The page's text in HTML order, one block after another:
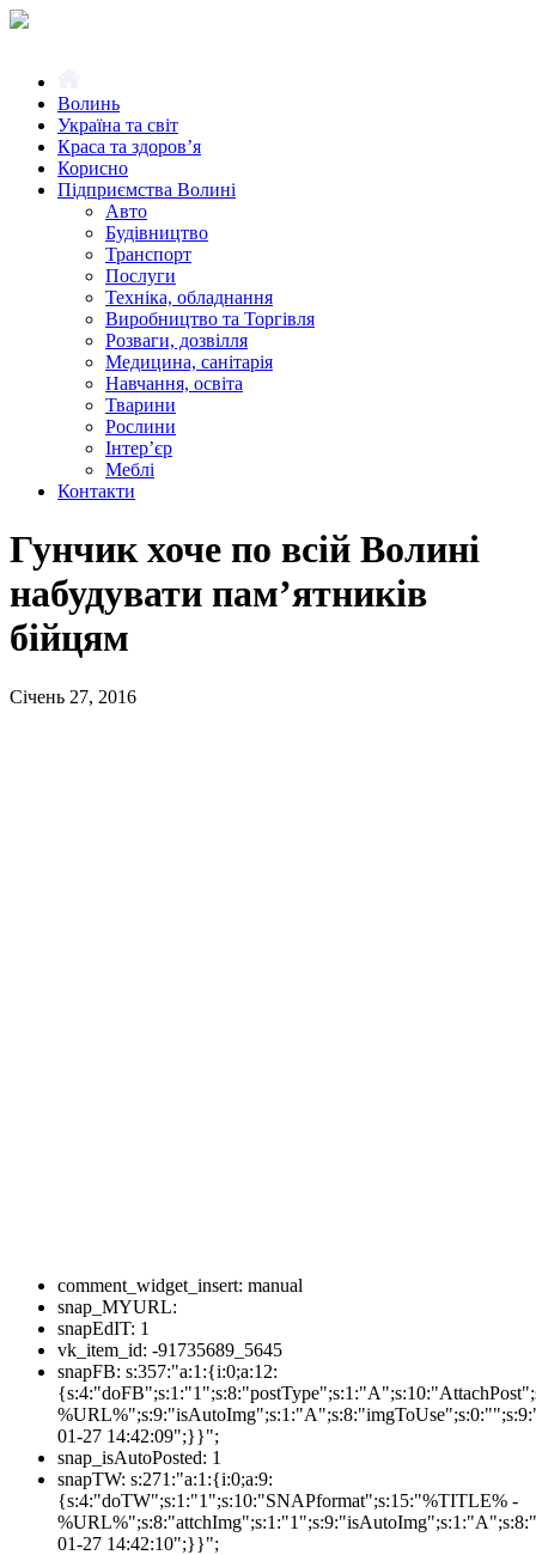
Волинь
Україна та світ
Краса та здоров’я
Корисно
Підприємства Волині
Авто
Будівництво
Транспорт
Послуги
Техніка, обладнання
Виробництво та Торгівля
Розваги, дозвілля
Медицина, санітарія
Навчання, освіта
Тварини
Рослини
Інтер’єр
Меблі
Контакти
Гунчик хоче по всій Волині
набудувати пам’ятників
бійцям
Січень 27, 2016
comment_widget_insert: manual
snap_MYURL:
snapEdIT: 1
vk_item_id: -91735689_5645
snapFB: s:357:"a:1:{i:0;a:12:
01-27 14:42:09";}}";
snap_isAutoPosted: 1
snapTW: s:271:"a:1:{i:0;a:9:
{s:4:"doTW";s:1:"1";s:10:"SNAPformat";s:15:"%TITLE% -
01-27 14:42:10";}}";